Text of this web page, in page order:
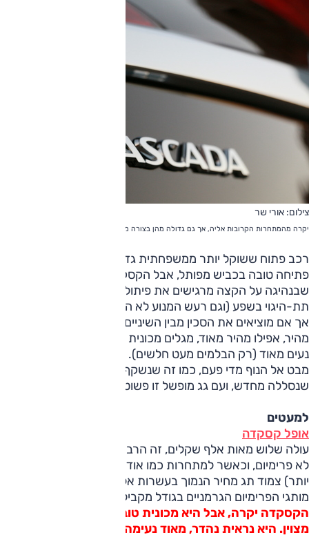
צילום: אורי שר
יקרה מהמתחרות הקרובות אליה, אך גם גדולה מהן בצורה משמעותית
רכב פתוח ששוקל יותר ממשפחתית גדולה לא נשמע כנקודת
פתיחה טובה בכביש מפותל, אבל הקסקדה מפתיעה לטובה. נכון
שבנהיגה על הקצה מרגישים את פיתולי השלדה ומוצאים
תת-היגוי בשפע (וגם רעש המנוע לא הכי מעורר בתנאים האלו),
אך אם מוציאים את הסכין מבין השיניים, ומסתפקים בסתם קצב
מהיר, אפילו מהיר מאוד, מגלים מכונית שמשתפת פעולה באופן
נעים מאוד (רק הבלמים מעט חלשים). אז גם נשאר זמן להעיף
מבט אל הנוף מדי פעם, כמו זה שנשקף מדרך נוף הגלבוע
שנסללה מחדש, ועם גג מופשל זו פשוט חוויה.
למעטים
אופל קסקדה
עולה שלוש מאות אלף שקלים, זה הרבה כסף, בטח למותג שהוא
יותר) צמוד תג מחיר הנמוך בעשרות אלפי שקלים. מצד שני,
מותגי הפרימיום הגרמניים בגודל מקביל עולים הרבה יותר. אז כן,
הקסקדה יקרה, אבל היא מכונית טובה, שמבצעת את יעודה
מצוין. היא נראית נהדר, מאוד נעימה, נוחה ומאובזרת.